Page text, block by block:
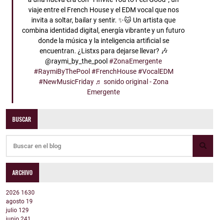
viaje entre el French House y el EDM vocal que nos
invita a soltar, bailar y sentir. ✨🐱 Un artista que
combina identidad digital, energía vibrante y un futuro
donde la música y la inteligencia artificial se
encuentran. ¿Listxs para dejarse llevar? 🎶
@raymi_by_the_pool#ZonaEmergente
#RaymiByThePool #FrenchHouse #VocalEDM
#NewMusicFriday ♬ sonido original - Zona
Emergente
BUSCAR
ARCHIVO
2026 1630
agosto 19
julio 129